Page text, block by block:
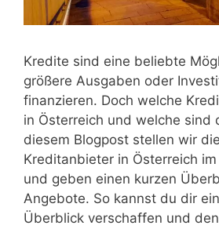
Kredite sind eine beliebte
größere Ausgaben oder
finanzieren. Doch welche
in Österreich und welche sind
diesem Blogpost stellen wir
Kreditanbieter in Österreich
und geben einen kurzen
Angebote. So kannst du dir
Überblick verschaffen und